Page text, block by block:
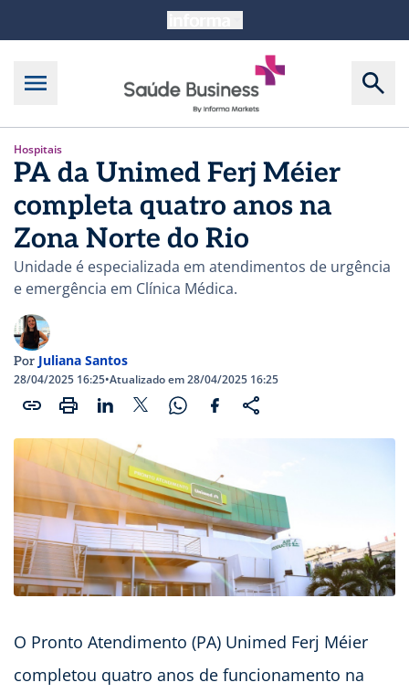
Hospitais
PA da Unimed Ferj Méier
completa quatro anos na
Zona Norte do Rio
Unidade é especializada em atendimentos de urgência
e emergência em Clínica Médica.
Por Juliana Santos
28/04/2025 16:25•Atualizado em 28/04/2025 16:25
O Pronto Atendimento (PA) Unimed Ferj Méier
completou quatro anos de funcionamento na